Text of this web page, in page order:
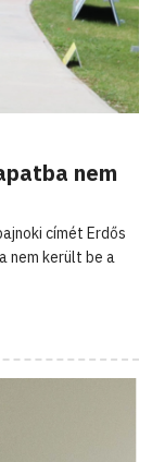
nem
címét Erdős
nem került be a